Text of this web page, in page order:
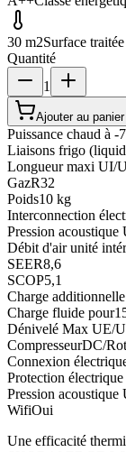
30 m2Surface
Quantité
1
Ajouter au panier
Puissance chaud à -
Liaisons frigo
Longueur maxi UI/
GazR32
Poids10 kg
Interconnection
Pression
Débit d'air unité
SEER8,6
SCOP5,1
Charge
Charge fluide pour
Dénivelé Max UE/
CompresseurDC/
Connexion
Protection
Pression
WifiOui
Une efficacité